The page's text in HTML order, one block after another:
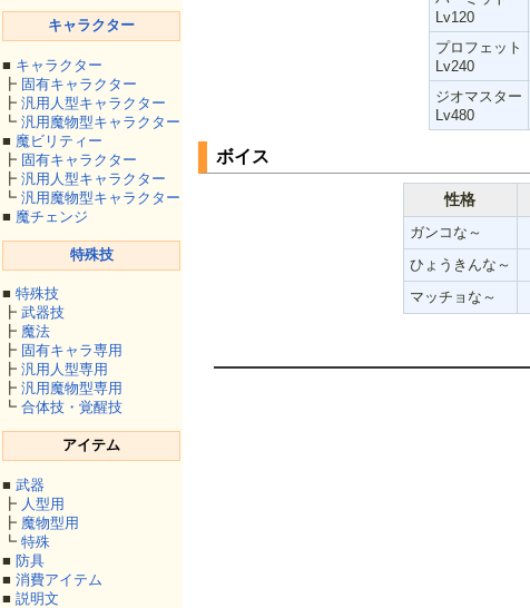
キャラクター
■ キャラクター
┣ 固有キャラクター
┣ 汎用人型キャラクター
┗ 汎用魔物型キャラクター
■ 魔ビリティー
┣ 固有キャラクター
┣ 汎用人型キャラクター
┗ 汎用魔物型キャラクター
■ 魔チェンジ
特殊技
■ 特殊技
┣ 武器技
┣ 魔法
┣ 固有キャラ専用
┣ 汎用人型専用
┣ 汎用魔物型専用
┗ 合体技・覚醒技
アイテム
■ 武器
┣ 人型用
┣ 魔物型用
┗ 特殊
■ 防具
■ 消費アイテム
■ 説明文
Lv120
プロフェット
Lv240
ジオマスター
Lv480
ボイス
性格
ガンコな～
ひょうきんな～
マッチョな～